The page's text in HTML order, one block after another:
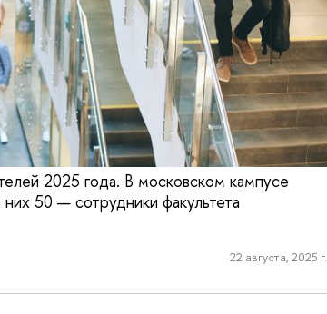
2025 года. В московском кампусе
50 — сотрудники факультета
22 августа, 2025 г.